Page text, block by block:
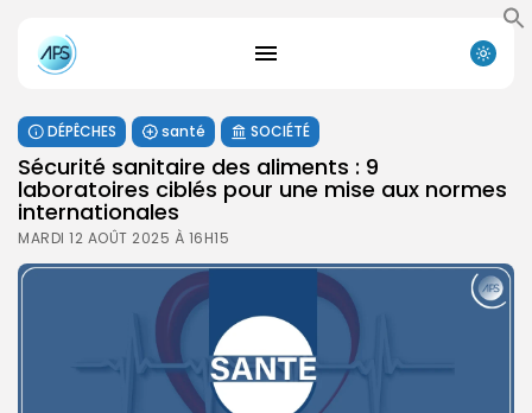
DÉPÊCHES santé SOCIÉTÉ
Sécurité sanitaire des aliments : 9
laboratoires ciblés pour une mise aux normes
internationales
MARDI 12 AOÛT 2025 À 16H15